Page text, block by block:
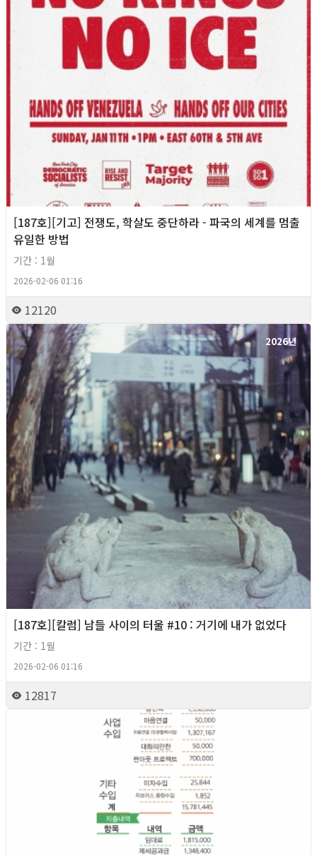
[187호][기고] 전쟁도, 학살도 중단하라 - 파국의 세계를 멈출
유일한 방법
기간 : 1월
2026-02-06 01:16
12120
2026년
[187호][칼럼] 남들 사이의 터울 #10 : 거기에 내가 없었다
기간 : 1월
2026-02-06 01:16
12817